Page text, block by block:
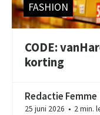
FASHION
CODE:
korting
Redactie Femme
25 juni 2026 ● 2 min.